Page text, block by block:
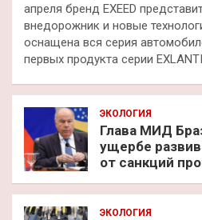
апреля бренд EXEED
внедорожник и новые
оснащена вся серия
первых продукта серии
ЭКОЛОГИЯ
Глава МИД
ущербе
от санкций
ЭКОЛОГИЯ